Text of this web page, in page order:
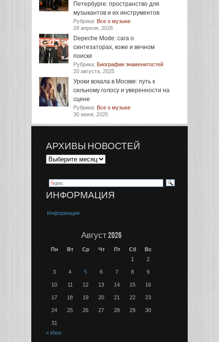
Петербурге: пространство для
музыкантов и их инструментов
Рубрика: Все о музыке
28 апреля, 2026
Depeche Mode: сага о
синтезаторах, коже и вечном
поиске
Рубрика: Биографии знаменитостей
20 августа, 2025
Уроки вокала в Москве: путь к
сильному голосу и уверенности на
сцене
Рубрика: Все о музыке
30 июня, 2025
АРХИВЫ НОВОСТЕЙ
ИНФОРМАЦИЯ
Информация
Август 2026
Пн Вт Ср Чт Пт Сб
Вс
1
2
3 4 5 6 7 8 9
10 11 12 13 14 15 16
17 18 19 20 21 22 23
24 25 26 27 28 29 30
31
« Июл